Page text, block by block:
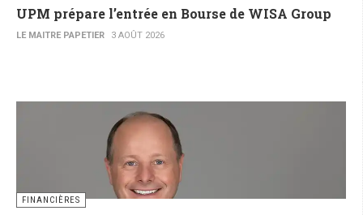
UPM prépare l’entrée en Bourse de WISA Group
LE MAITRE PAPETIER 3 AOÛT 2026
FINANCIÈRES